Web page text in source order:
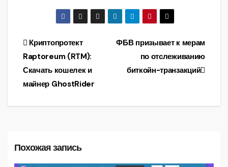
от Facebook и
создать свою
криптовалюты
CBDC —
рупии
Навигация
по
записям
ФБВ призывает к мерам
по отслеживанию
биткойн-транзакций
Криптопротект
Raptoreum (RTM):
Скачать кошелек и
майнер GhostRider
Похожая запись